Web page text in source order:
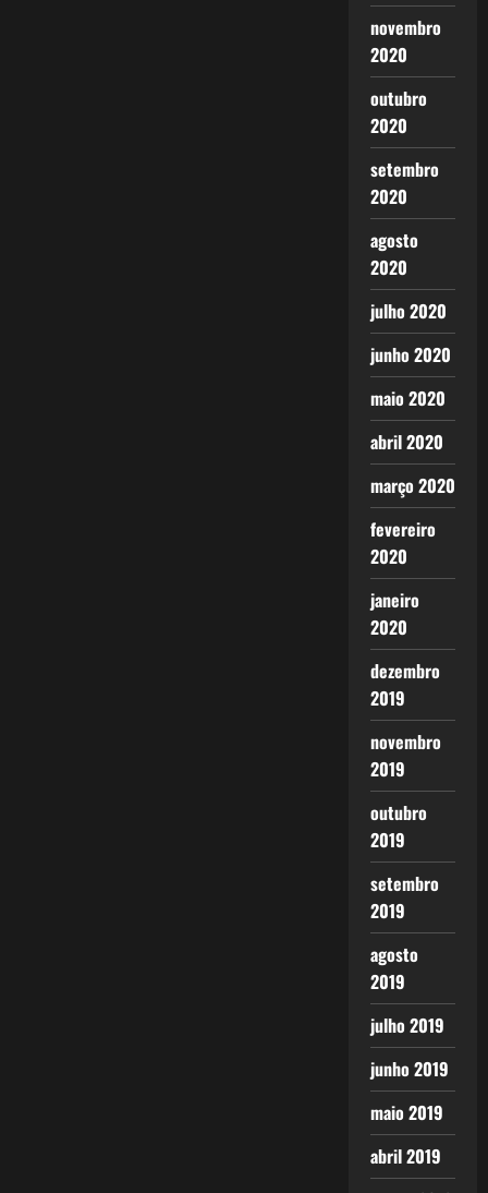
novembro
2020
outubro
2020
setembro
2020
agosto
2020
julho 2020
junho 2020
maio 2020
abril 2020
março 2020
fevereiro
2020
janeiro
2020
dezembro
2019
novembro
2019
outubro
2019
setembro
2019
agosto
2019
julho 2019
junho 2019
maio 2019
abril 2019